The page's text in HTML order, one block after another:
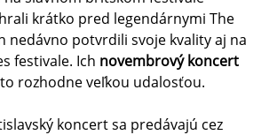
krátko pred legendárnymi The
nedávno potvrdili svoje kvality aj na
festivale. Ich novembrový koncert
rozhodne veľkou udalosťou.
koncert sa predávajú cez